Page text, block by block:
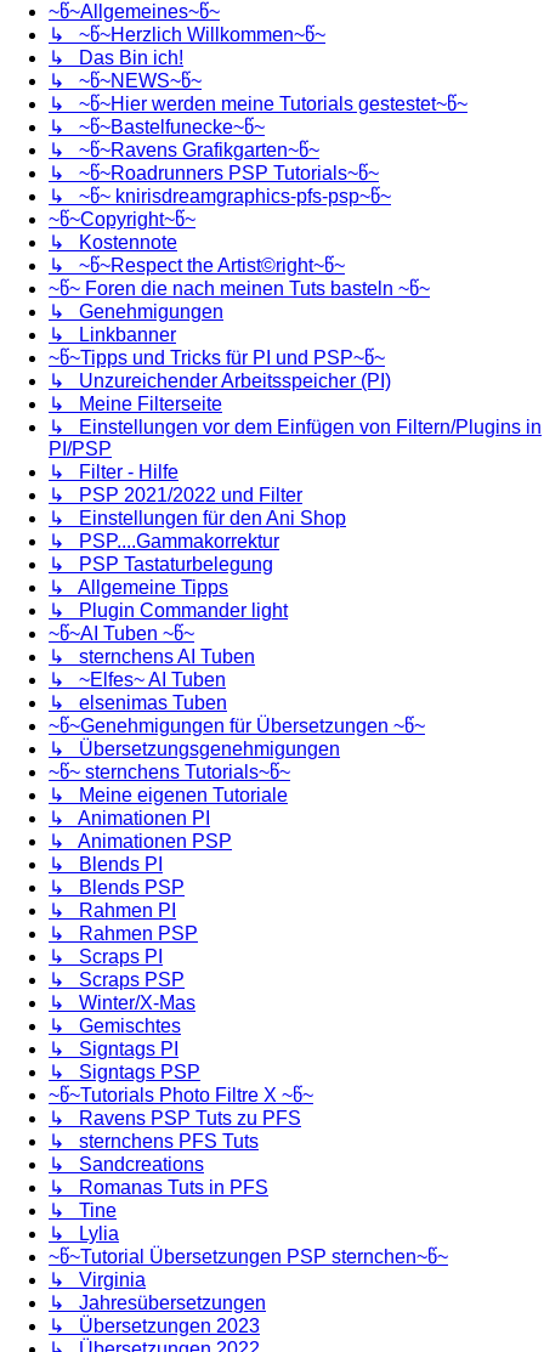
~წ~Allgemeines~წ~
↳ ~წ~Herzlich Willkommen~წ~
↳ Das Bin ich!
↳ ~წ~NEWS~წ~
↳ ~წ~Hier werden meine Tutorials gestestet~წ~
↳ ~წ~Bastelfunecke~წ~
↳ ~წ~Ravens Grafikgarten~წ~
↳ ~წ~Roadrunners PSP Tutorials~წ~
↳ ~წ~ knirisdreamgraphics-pfs-psp~წ~
~წ~Copyright~წ~
↳ Kostennote
↳ ~წ~Respect the Artist©right~წ~
~წ~ Foren die nach meinen Tuts basteln ~წ~
↳ Genehmigungen
↳ Linkbanner
~წ~Tipps und Tricks für PI und PSP~წ~
↳ Unzureichender Arbeitsspeicher (PI)
↳ Meine Filterseite
↳ Einstellungen vor dem Einfügen von Filtern/Plugins in
PI/PSP
↳ Filter - Hilfe
↳ PSP 2021/2022 und Filter
↳ Einstellungen für den Ani Shop
↳ PSP....Gammakorrektur
↳ PSP Tastaturbelegung
↳ Allgemeine Tipps
↳ Plugin Commander light
~წ~AI Tuben ~წ~
↳ sternchens AI Tuben
↳ ~Elfes~ AI Tuben
↳ elsenimas Tuben
~წ~Genehmigungen für Übersetzungen ~წ~
↳ Übersetzungsgenehmigungen
~წ~ sternchens Tutorials~წ~
↳ Meine eigenen Tutoriale
↳ Animationen PI
↳ Animationen PSP
↳ Blends PI
↳ Blends PSP
↳ Rahmen PI
↳ Rahmen PSP
↳ Scraps PI
↳ Scraps PSP
↳ Winter/X-Mas
↳ Gemischtes
↳ Signtags PI
↳ Signtags PSP
~წ~Tutorials Photo Filtre X ~წ~
↳ Ravens PSP Tuts zu PFS
↳ sternchens PFS Tuts
↳ Sandcreations
↳ Romanas Tuts in PFS
↳ Tine
↳ Lylia
~წ~Tutorial Übersetzungen PSP sternchen~წ~
↳ Virginia
↳ Jahresübersetzungen
↳ Übersetzungen 2023